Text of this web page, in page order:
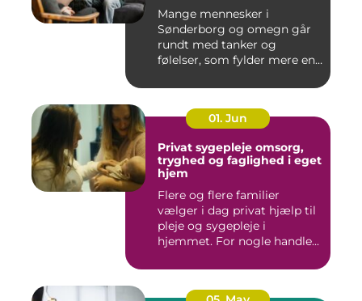
Mange mennesker i
Sønderborg og omegn går
rundt med tanker og
følelser, som fylder mere end
01. Jun
Privat sygepleje omsorg,
tryghed og faglighed i eget
hjem
Flere og flere familier
vælger i dag privat hjælp til
pleje og sygepleje i
hjemmet. For nogle handle...